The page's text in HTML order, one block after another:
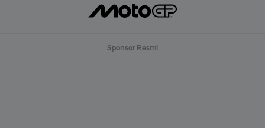
Sponsor Resmi